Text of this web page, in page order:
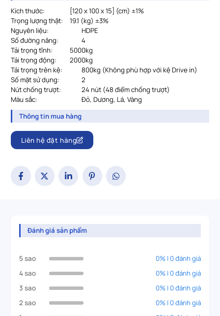
Kích thước:
			[
120 x 100 x 15] (cm) ±1%
Trọng lượng thật:
19.1 (kg) ±3%
Nguyên liệu:
HDPE
Số đường nâng:
4
Tải trọng tĩnh:
		5
000kg
Tải trọng động:
		20
00kg
Tải trọng trên kệ:
		8
00kg (Không phù hợp với kệ Drive in)
Số mặt sử dụng:
2
Nút chống trượt:
24 nút (48 điểm chống trượt)
Màu sắc:
Đỏ, Dương, Lá, Vàng
Thông tin mua hàng
Liên hệ đặt hàng
Đánh giá sản phẩm
5 sao
0% | 0 đánh giá
4 sao
0% | 0 đánh giá
3 sao
0% | 0 đánh giá
2 sao
0% | 0 đánh giá